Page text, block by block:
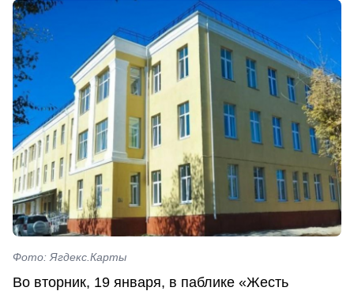
Фото: Ягдекс.Карты
Во вторник, 19 января, в паблике «Жесть